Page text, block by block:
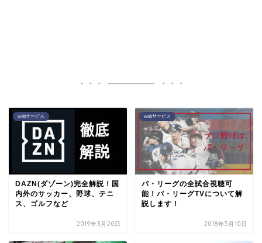
webサービス
DAZN(ダゾーン)完全解説！国
内外のサッカー、野球、テニ
ス、ゴルフなど
2019年3月20日
webサービス
パ・リーグの全試合視聴可
能！パ・リーグTVについて解
説します！
2018年5月10日